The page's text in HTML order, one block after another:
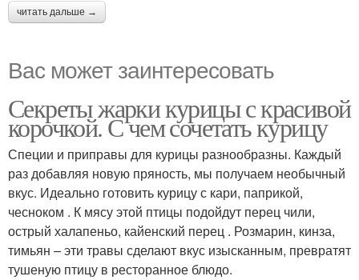
читать дальше →
Вас может заинтересовать
Секреты жарки курицы с красивой
корочкой. С чем сочетать курицу
Специи и приправы для курицы разнообразны. Каждый
раз добавляя новую пряность, мы получаем необычный
вкус. Идеально готовить курицу с кари, паприкой,
чесноком . К мясу этой птицы подойдут перец чили,
острый халапеньо, кайенский перец . Розмарин, кинза,
тимьян – эти травы сделают вкус изысканным, превратят
тушеную птицу в ресторанное блюдо.